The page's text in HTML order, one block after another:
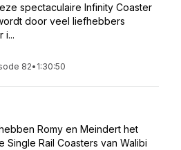
spectaculaire Infinity Coaster
door veel liefhebbers
i...
82• 1:30:50
Romy en Meindert het
Rail Coasters van Walibi